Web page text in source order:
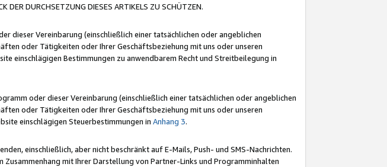
DER DURCHSETZUNG DIESES ARTIKELS ZU SCHÜTZEN.
dieser Vereinbarung (einschließlich einer tatsächlichen oder angeblichen
oder Tätigkeiten oder Ihrer Geschäftsbeziehung mit uns oder unseren
einschlägigen Bestimmungen zu anwendbarem Recht und Streitbeilegung in
oder dieser Vereinbarung (einschließlich einer tatsächlichen oder angeblichen
oder Tätigkeiten oder Ihrer Geschäftsbeziehung mit uns oder unseren
einschlägigen Steuerbestimmungen in Anhang 3.
einschließlich, aber nicht beschränkt auf E-Mails, Push- und SMS-Nachrichten.
mit Ihrer Darstellung von Partner-Links und Programminhalten